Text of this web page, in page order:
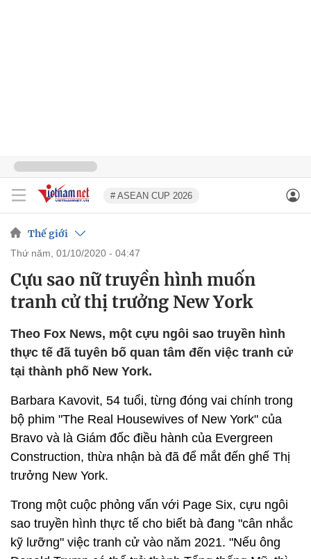
# ASEAN CUP 2026
Thế giới
thứ năm, 01/10/2020 - 04:47
Cựu sao nữ truyền hình muốn
tranh cử thị trưởng New York
Theo Fox News, một cựu ngôi sao truyền hình
thực tế đã tuyên bố quan tâm đến việc tranh cử
tại thành phố New York.
Barbara Kavovit, 54 tuổi, từng đóng vai chính trong
bộ phim "The Real Housewives of New York" của
Bravo và là Giám đốc điều hành của Evergreen
Construction, thừa nhận bà đã để mắt đến ghế Thị
trưởng New York.
Trong một cuộc phỏng vấn với Page Six, cựu ngôi
sao truyền hình thực tế cho biết bà đang "cân nhắc
kỹ lưỡng" việc tranh cử vào năm 2021. "Nếu ông